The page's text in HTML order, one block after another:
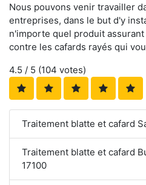
Nous pouvons venir travailler
entreprises, dans le but d'y
n'importe quel produit
contre les cafards rayés qui
4.5 / 5 (104 votes)
Traitement blatte et cafard
Traitement blatte et cafard
17100